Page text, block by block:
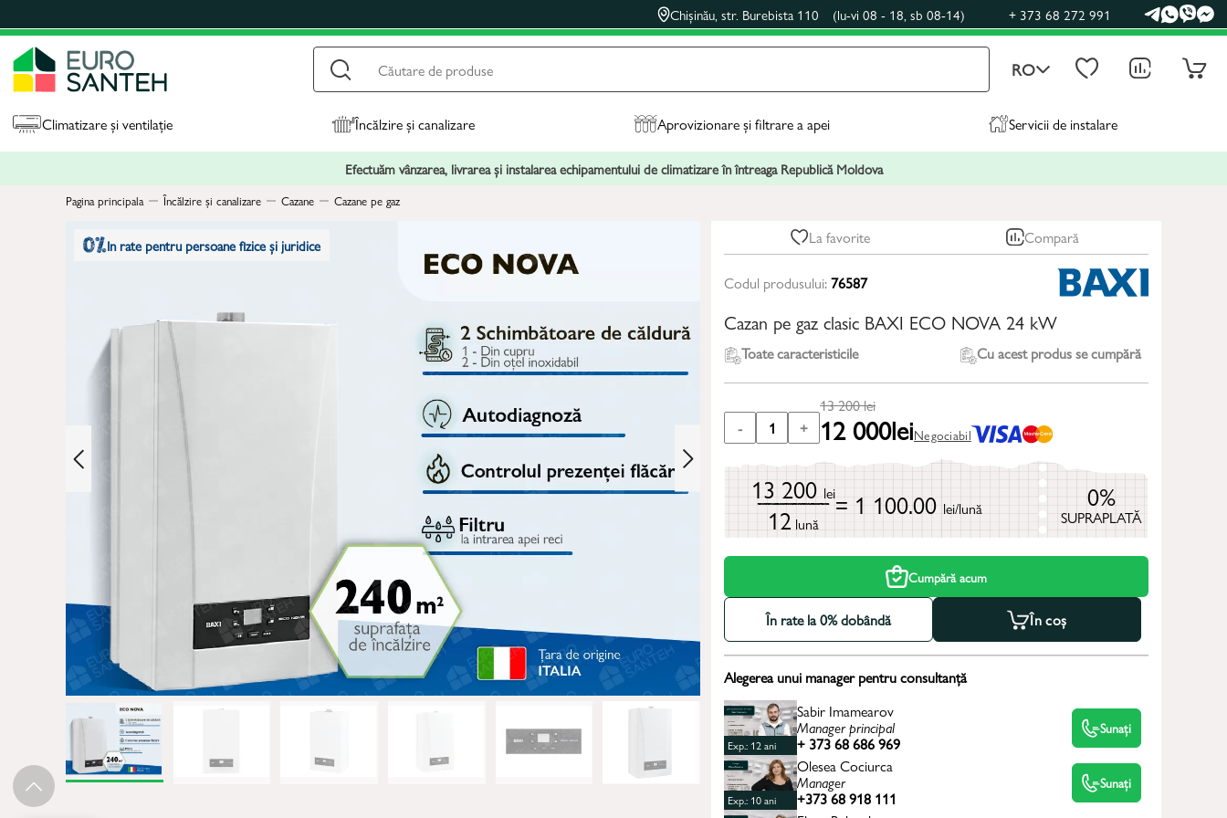
Chișinău, str. Burebista 110 (lu-vi 08 - 18, sb 08-14) + 373 68 272 991
RO
Climatizare și ventilație Încălzire și canalizare Aprovizionare și filtrare a apei Servicii de instalare
Efectuăm vânzarea, livrarea și instalarea echipamentului de climatizare în întreaga Republică Moldova
Pagina principala Încălzire și canalizare Cazane Cazane pe gaz
In rate pentru persoane fizice și juridice La favorite Compară
Codul produsului:76587
Cazan pe gaz clasic BAXI ECO NOVA 24 kW
Toate caracteristicile Cu acest produs se cumpără
- 1 +
13 200lei
12 000leiNegociabil
13 200 lei
12 lună
= 1 100.00 lei/lună 0%
SUPRAPLATĂ
Cumpără acum
În rate la 0% dobândă În coș
Alegerea unui manager pentru consultanță
Exp.: 12 ani
Sabir Imamearov
Manager principal
+ 373 68 686 969
Sunați
Exp.: 10 ani
Olesea Cociurca
Manager
+373 68 918 111
Sunați